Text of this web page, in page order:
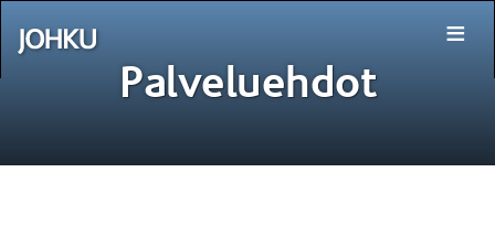
≡
Palveluehdot